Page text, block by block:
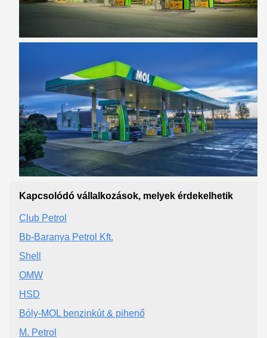
Kapcsolódó vállalkozások, melyek érdekelhetik
Club Petrol
Bb-Baranya Petrol Kft.
Shell
OMW
HSD
Bóly-MOL benzinkút & pihenő
M. Petrol